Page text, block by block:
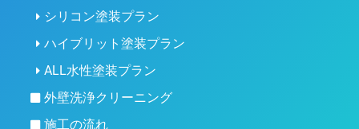
シリコン塗装プラン
ハイブリット塗装プラン
ALL水性塗装プラン
外壁洗浄クリーニング
施工の流れ